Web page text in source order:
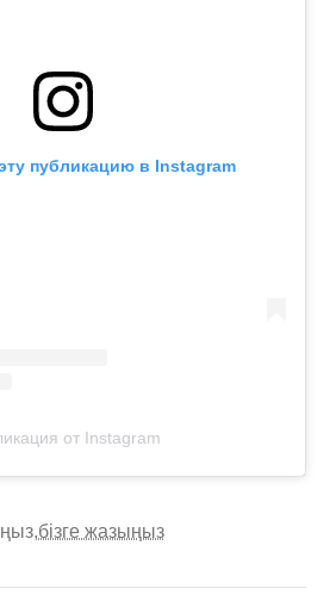
публикацию в Instagram
от Instagram
бізге жазыңыз